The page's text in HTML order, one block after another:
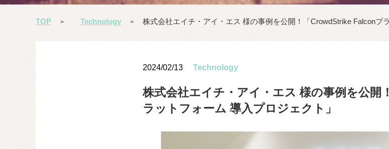
TOP > Technology > 株式会社エイチ・アイ・エス 様の事例を公開！「CrowdStrike Falconプ
2024/02/13 Technology
株式会社エイチ・アイ・エス 様の事例を公
ラットフォーム 導入プロジェクト」